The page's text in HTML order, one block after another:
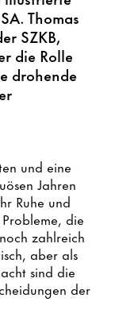
Thomas
SZKB,
die Rolle
drohende
und eine
Jahren
Ruhe und
die
zahlreich
aber als
sind die
der